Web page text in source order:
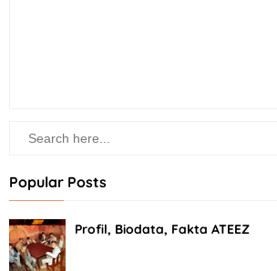
Popular Posts
Profil, Biodata, Fakta ATEEZ